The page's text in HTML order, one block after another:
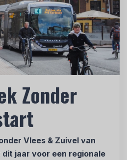
Zonder
Vlees & Zuivel van
jaar voor een regionale